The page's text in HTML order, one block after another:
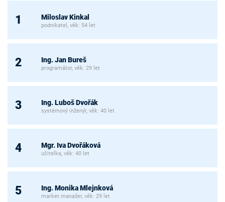
1 Miloslav Kinkal
podnikatel, věk: 54 let
2 Ing. Jan Bureš
programátor, věk: 29 let
3 Ing. Luboš Dvořák
systémový inženýr, věk: 40 let
4 Mgr. Iva Dvořáková
učitelka, věk: 40 let
5 Ing. Monika Mlejnková
market.manažer, věk: 29 let